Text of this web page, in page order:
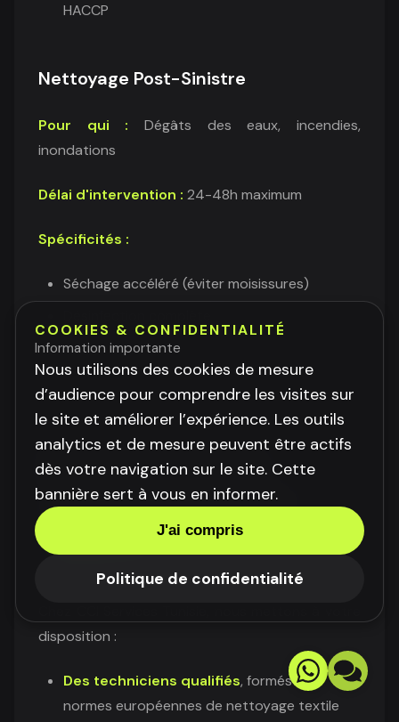
HACCP
Nettoyage Post-Sinistre
Pour qui : Dégâts des eaux, incendies,
inondations
Délai d'intervention : 24-48h maximum
Spécificités :
Séchage accéléré (éviter moisissures)
Traitement anti-odeurs
Rapport d'expertise pour assurance
🧠 Pourquoi choisir CCI
Services pour vos tapis et
moquettes ?
disposition :
Des techniciens qualifiés, formés aux
normes européennes de nettoyage textile
COOKIES & CONFIDENTIALITÉ
Information importante
Nous utilisons des cookies de mesure
d’audience pour comprendre les visites sur
le site et améliorer l’expérience. Les outils
analytics et de mesure peuvent être actifs
dès votre navigation sur le site. Cette
bannière sert à vous en informer.
J'ai compris
Politique de confidentialité